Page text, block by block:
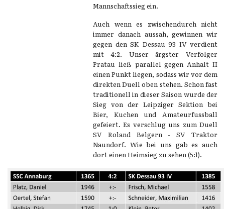
Mannschaftssieg ein.
Auch wenn es zwischendurch nicht
immer danach aussah, gewinnen wir
gegen den SK Dessau 93 IV verdient
mit 4:2. Unser ärgster Verfolger
Pratau ließ parallel gegen Anhalt II
einen Punkt liegen, sodass wir vor dem
direkten Duell oben stehen. Schon fast
traditionell in dieser Saison wurde der
Sieg von der Leipziger Sektion bei
Bier, Kuchen und Amateurfussball
gefeiert. Es verschlug uns zum Duell
SV Roland Belgern - SV Traktor
Naundorf. Wie bei uns gab es auch
dort einen Heimsieg zu sehen (5:1).